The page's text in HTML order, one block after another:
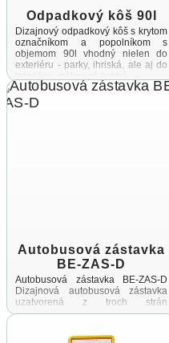
Odpadkový kôš 90l
Dizajnový odpadkový kôš s krytom
označníkom a popolníkom s
objemom 90l vhodný nielen do
exteriéru - parky, ihriská, ale aj do
Autobusová zástavka
BE-ZAS-D
Autobusová zástavka BE-ZAS-D
Dizajnová autobusová zástavka
uzatvorená z troch strán
Konštrukcia je vyrobená zo
spojovací materiál a úchyty sú